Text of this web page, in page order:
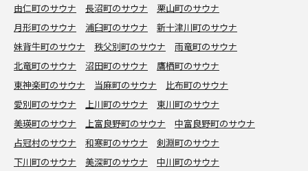
由仁町のサウナ
長沼町のサウナ
栗山町のサウナ
月形町のサウナ
浦臼町のサウナ
新十津川町のサウナ
妹背牛町のサウナ
秩父別町のサウナ
雨竜町のサウナ
北竜町のサウナ
沼田町のサウナ
鷹栖町のサウナ
東神楽町のサウナ
当麻町のサウナ
比布町のサウナ
愛別町のサウナ
上川町のサウナ
東川町のサウナ
美瑛町のサウナ
上富良野町のサウナ
中富良野町のサウナ
占冠村のサウナ
和寒町のサウナ
剣淵町のサウナ
下川町のサウナ
美深町のサウナ
中川町のサウナ